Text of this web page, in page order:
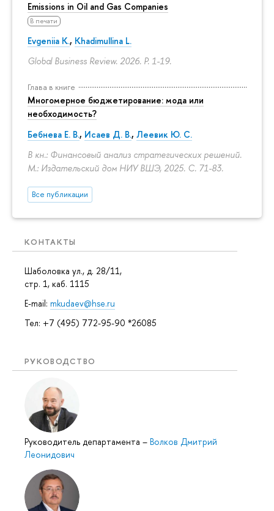
Emissions in Oil and Gas Companies
В печати
Evgeniia K., Khadimullina L.
Global Business Review. 2026. P. 1-19.
Глава в книге
Многомерное бюджетирование: мода или
необходимость?
Бебнева Е. В., Исаев Д. В., Леевик Ю. С.
В кн.: Финансовый анализ стратегических решений.
М.: Издательский дом НИУ ВШЭ, 2025. С. 71-83.
Все публикации
КОНТАКТЫ
Шаболовка ул., д. 28/11,
стр. 1, каб. 1115
E-mail: mkudaev@hse.ru
Тел: +7 (495) 772-95-90 *26085
РУКОВОДСТВО
Руководитель департамента – Волков Дмитрий
Леонидович